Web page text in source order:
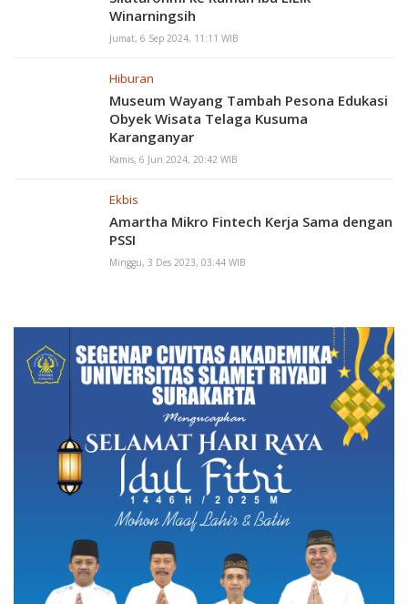
Winarningsih
Jumat, 6 Sep 2024, 11:11 WIB
Hiburan
Museum Wayang Tambah Pesona Edukasi
Obyek Wisata Telaga Kusuma
Karanganyar
Kamis, 6 Jun 2024, 20:42 WIB
Ekbis
Amartha Mikro Fintech Kerja Sama dengan
PSSI
Minggu, 3 Des 2023, 03:44 WIB